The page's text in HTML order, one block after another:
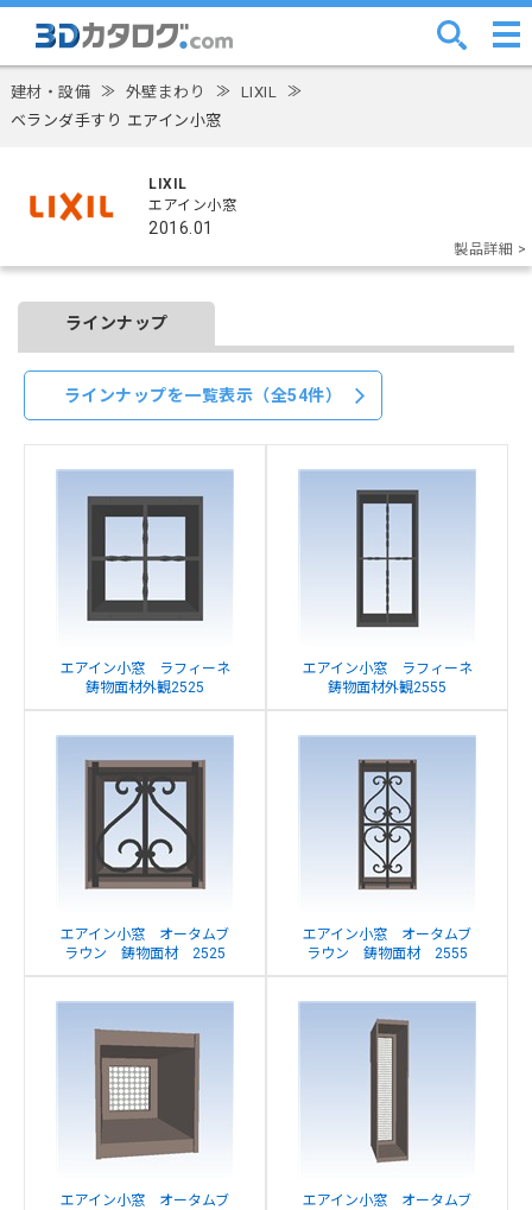
建材・設備 ≫ 外壁まわり ≫ LIXIL ≫
ベランダ手すり エアイン小窓
LIXIL
エアイン小窓
2016.01
製品詳細 >
ラインナップ
ラインナップを一覧表示（全54件）
エアイン小窓 ラフィーネ
鋳物面材外観2525
エアイン小窓 ラフィーネ
鋳物面材外観2555
エアイン小窓 オータムブ
ラウン 鋳物面材 2525
エアイン小窓 オータムブ
ラウン 鋳物面材 2555
エアイン小窓 オータムブ
エアイン小窓 オータムブ